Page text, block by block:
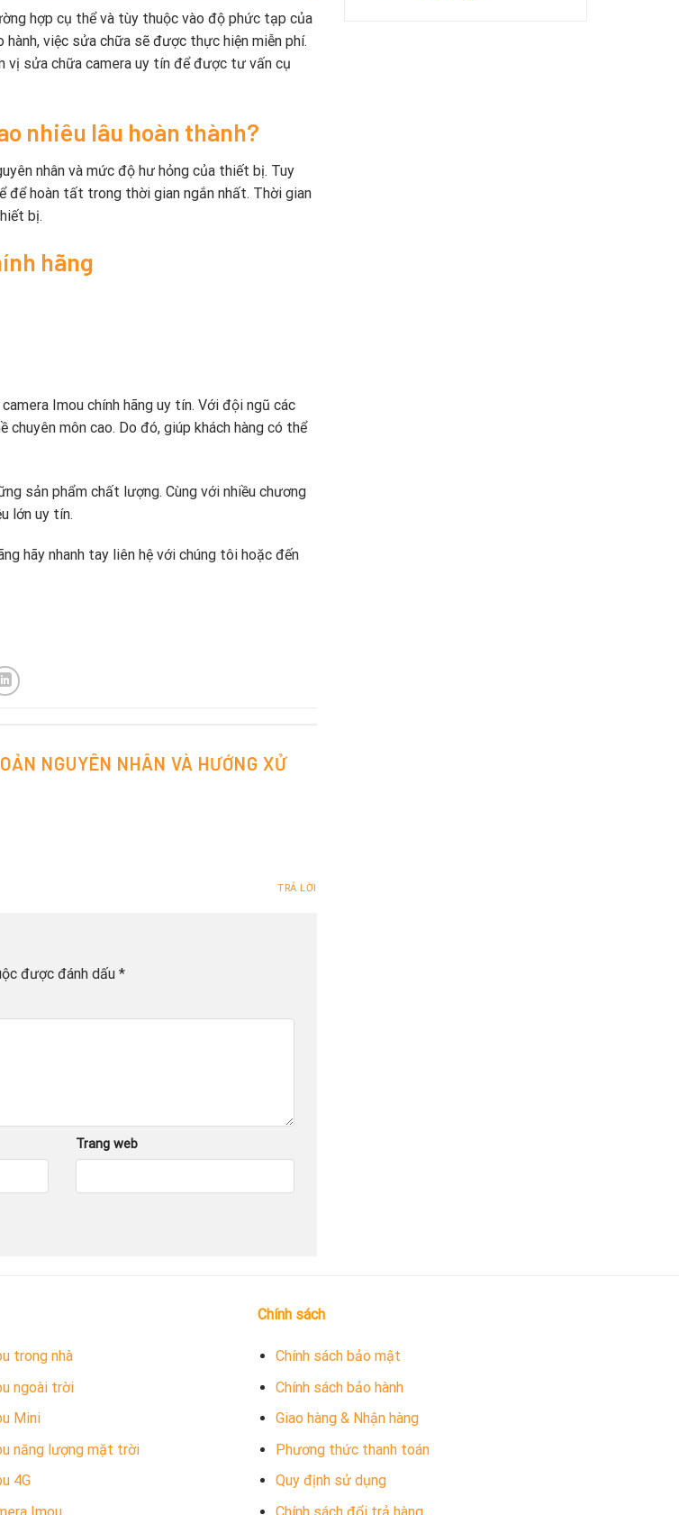
hợp cụ thể và tùy thuộc vào độ phức tạp của
việc sửa chữa sẽ được thực hiện miễn phí.
sửa chữa camera uy tín để được tư vấn cụ
nhiêu lâu hoàn thành?
nhân và mức độ hư hỏng của thiết bị. Tuy
hoàn tất trong thời gian ngắn nhất. Thời gian
bị.
hãng
Imou chính hãng uy tín. Với đội ngũ các
môn cao. Do đó, giúp khách hàng có thể
sản phẩm chất lượng. Cùng với nhiều chương
lớn uy tín.
hãy nhanh tay liên hệ với chúng tôi hoặc đến
NGUYÊN NHÂN VÀ HƯỚNG XỬ
TRẢ LỜI
được đánh dấu *
Trang web
trong nhà
ngoài trời
Mini
năng lượng mặt trời
4G
Chính sách
Chính sách bảo mật
Chính sách bảo hành
Giao hàng & Nhận hàng
Phương thức thanh toán
Quy định sử dụng